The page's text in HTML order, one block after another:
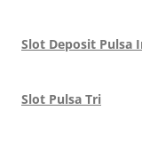
Slot Deposit Pulsa
Slot Pulsa Tri